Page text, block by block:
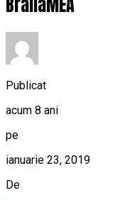
Publicat
acum 8 ani
pe
ianuarie 23, 2019
De